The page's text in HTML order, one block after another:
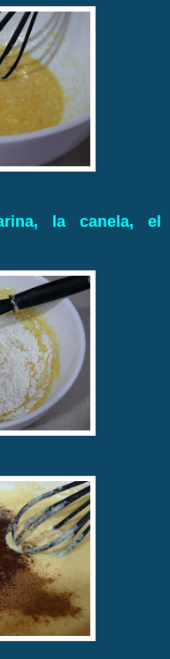
la canela, el